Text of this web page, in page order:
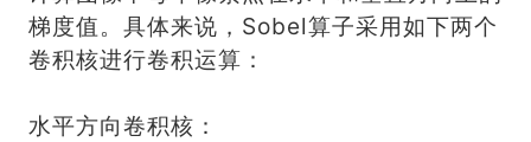
梯度值。具体来说，Sobel算子采用如下两个
卷积核进行卷积运算：
水平方向卷积核：